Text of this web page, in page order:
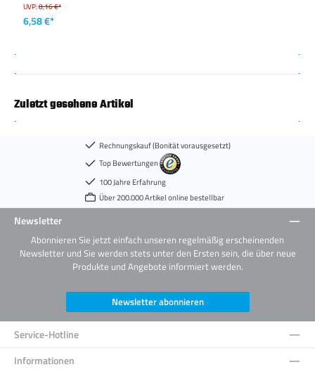
UVP:8,16 €*
6,58 €*
Zuletzt gesehene Artikel
Rechnungskauf (Bonität vorausgesetzt)
Top Bewertungen
100 Jahre Erfahrung
Über 200.000 Artikel online bestellbar
Newsletter
Abonnieren Sie jetzt einfach unseren regelmäßig erscheinenden
Newsletter und Sie werden stets unter den Ersten sein, die über neue
Produkte und Angebote informiert werden.
Newsletter abonnieren
Service-Hotline
Informationen